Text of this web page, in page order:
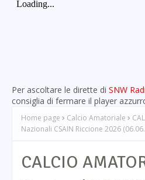
Per ascoltare le dirette di SNW
consiglia di fermare il player
Home page Calcio Amatoriale
Nazionali CSAIN Riccione 2026
CALCIO